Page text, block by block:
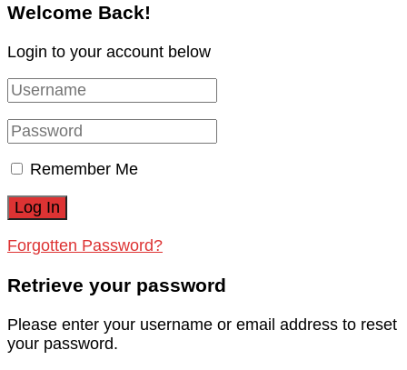
Welcome Back!
Login to your account below
Remember Me
Forgotten Password?
Retrieve your password
Please enter your username or email address to reset
your password.